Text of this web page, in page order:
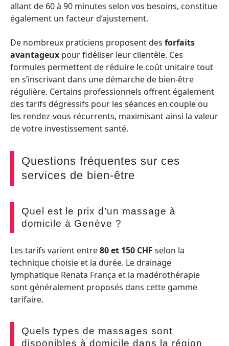
allant de 60 à 90 minutes selon vos besoins, constitue
également un facteur d’ajustement.
De nombreux praticiens proposent des forfaits
avantageux pour fidéliser leur clientèle. Ces
formules permettent de réduire le coût unitaire tout
en s’inscrivant dans une démarche de bien-être
régulière. Certains professionnels offrent également
des tarifs dégressifs pour les séances en couple ou
les rendez-vous récurrents, maximisant ainsi la valeur
de votre investissement santé.
Questions fréquentes sur ces
services de bien-être
Quel est le prix d’un massage à
domicile à Genève ?
Les tarifs varient entre80 et 150 CHF selon la
technique choisie et la durée. Le drainage
lymphatique Renata França et la madérothérapie
sont généralement proposés dans cette gamme
tarifaire.
Quels types de massages sont
disponibles à domicile dans la région